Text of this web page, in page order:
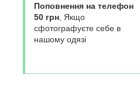
Поповнення на телефон
50 грн, Якщо
сфотографуєте себе в
нашому одязі